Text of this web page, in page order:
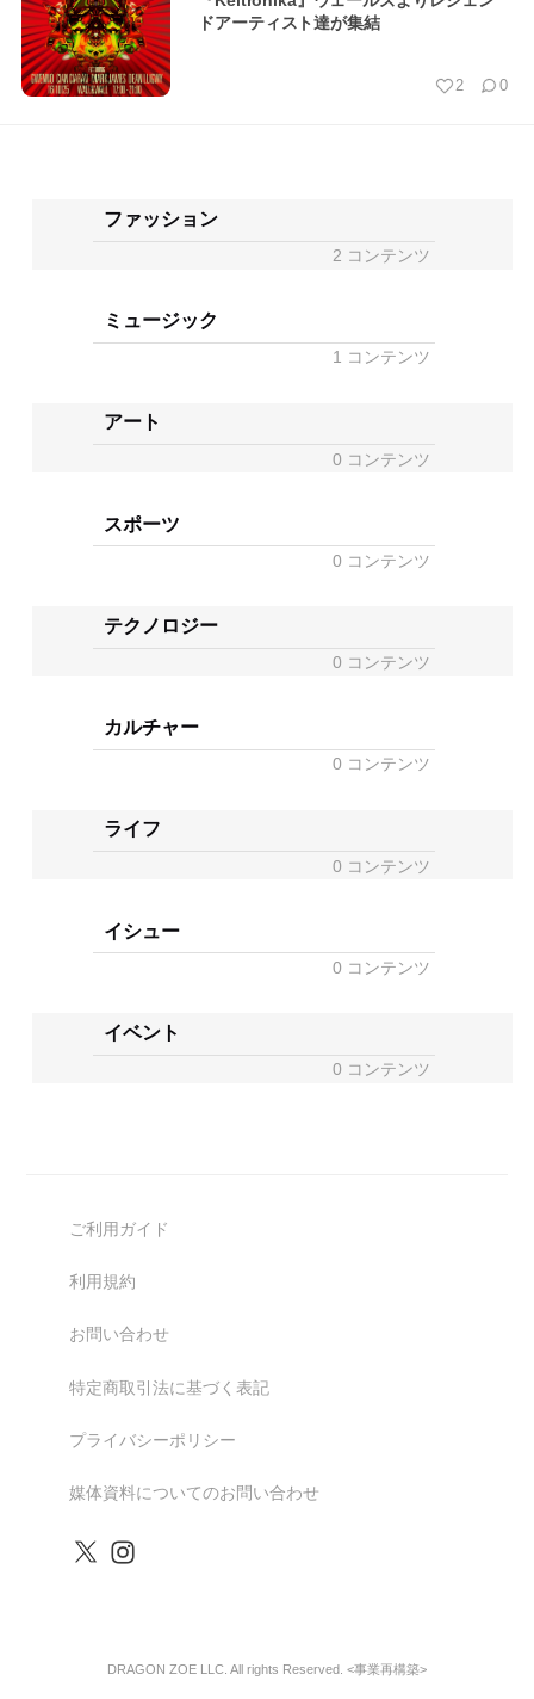
ドアーティスト達が集結
2 0
ファッション
2 コンテンツ
ミュージック
1 コンテンツ
アート
0 コンテンツ
スポーツ
0 コンテンツ
テクノロジー
0 コンテンツ
カルチャー
0 コンテンツ
ライフ
0 コンテンツ
イシュー
0 コンテンツ
イベント
0 コンテンツ
ご利用ガイド
利用規約
お問い合わせ
特定商取引法に基づく表記
プライバシーポリシー
媒体資料についてのお問い合わせ
DRAGON ZOE LLC. All rights Reserved. <事業再構築>